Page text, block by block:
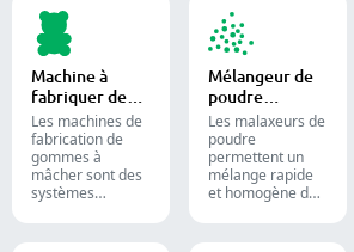
quantités
précises de
poudres,
granulés,
pastilles ou
liquides dans la
production
pharmaceutique
et les
compléments
alimentaires.
Machine à
fabriquer des
bonbons
gélifiés
Les machines de
fabrication de
gommes à
mâcher sont des
systèmes
Mélangeur de
poudre
industriel
Les malaxeurs de
poudre
permettent un
mélange rapide
et homogène des